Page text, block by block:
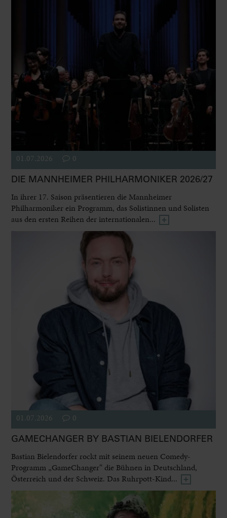
01.07.2026 0
DIE MANNHEIMER PHILHARMONIKER 2026/27
In ihrer 17. Saison präsentieren die Mannheimer
Philharmoniker ein Programm, das Solistinnen und Solisten
aus den ersten Reihen der internationalen...
01.07.2026 0
GAMECHANGER BY BASTIAN BIELENDORFER
Bastian Bielendorfer rockt mit seinem neuen Comedy-
Programm „GameChanger“ die Bühnen in Deutschland,
Österreich und der Schweiz. Das Ruhrpott-Kind...